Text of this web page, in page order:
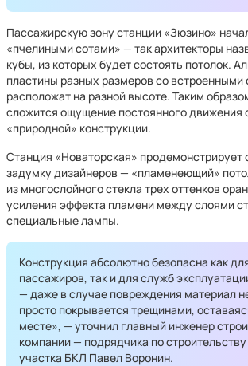
Пассажирскую зону станции «Зюзино»
«пчелиными сотами» — так архитекторы
кубы, из которых будет состоять потолок.
пластины разных размеров со встроенными
расположат на разной высоте. Таким
сложится ощущение постоянного движения
«природной» конструкции.
Станция «Новаторская» продемонстрирует
задумку дизайнеров — «пламенеющий»
из многослойного стекла трех оттенков
усиления эффекта пламени между слоями
специальные лампы.
Конструкция абсолютно безопасна как
пассажиров, так и для служб
— даже в случае повреждения материал
просто покрывается трещинами,
месте», — уточнил главный инженер
компании — подрядчика по
участка БКЛ Павел Воронин.